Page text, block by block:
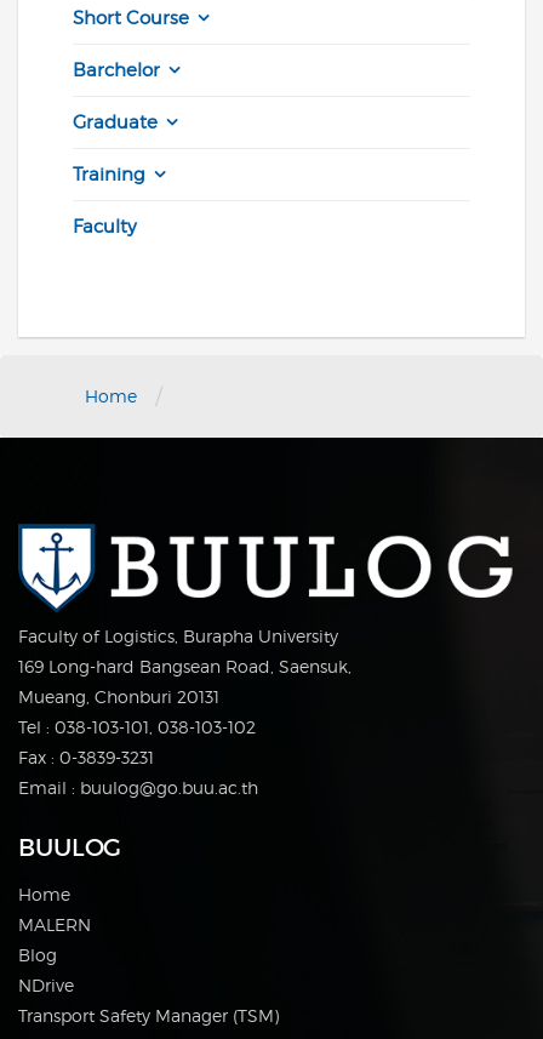
Short Course
Barchelor
Graduate
Training
Faculty
Home /
Faculty of Logistics, Burapha University
169 Long-hard Bangsean Road, Saensuk,
Mueang, Chonburi 20131
Tel : 038-103-101, 038-103-102
Fax : 0-3839-3231
Email : buulog@go.buu.ac.th
BUULOG
Home
MALERN
Blog
NDrive
Transport Safety Manager (TSM)